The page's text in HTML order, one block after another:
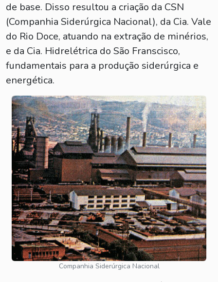
de base. Disso resultou a criação da CSN
(Companhia Siderúrgica Nacional), da Cia. Vale
do Rio Doce, atuando na extração de minérios,
e da Cia. Hidrelétrica do São Franscisco,
fundamentais para a produção siderúrgica e
energética.
Companhia Siderúrgica Nacional